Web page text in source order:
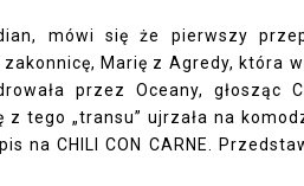
mówi się że pierwszy
Marię z Agredy, która
przez Oceany, głosząc
z tego „transu” ujrzała na
na CHILI CON CARNE.